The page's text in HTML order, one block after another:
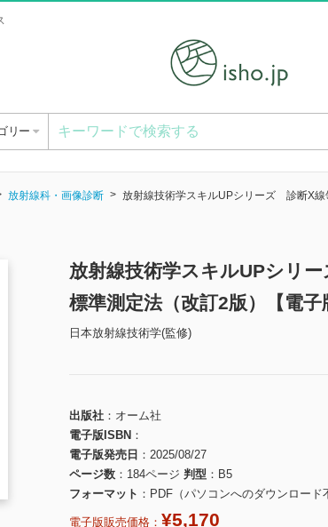
リー
放射線科・画像診断 放射線技術学スキルUPシリーズ 診断X線
放射線技術学スキルUPシリ
標準測定法（改訂2版）【電子
日本放射線技術学(監修)
出版社
オーム社
電子版ISBN
電子版発売日
2025/08/27
ページ数
184ページ 判型
B5
フォーマット
PDF（パソコンへのダウンロード
電子版販売価格： ¥5,170